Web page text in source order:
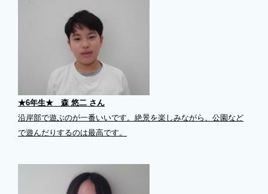
★6年生★ 森 悠二 さん
沿岸部で遊ぶのが一番いいです。絶景を楽しみながら、公園など
で遊んだりするのは最高です。